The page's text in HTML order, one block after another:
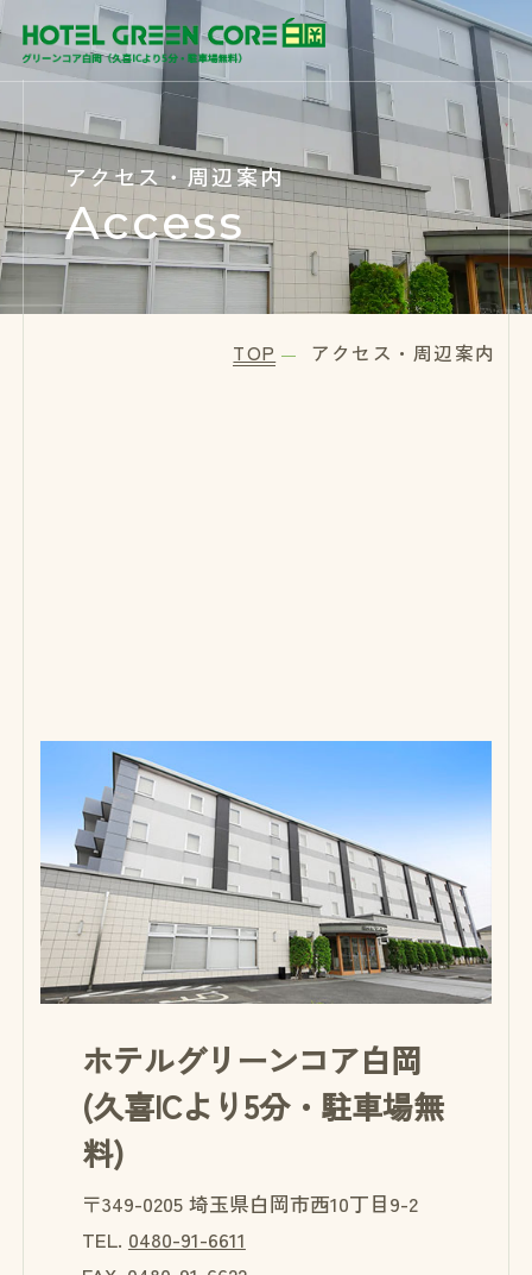
アクセス・周辺案内
Access
TOP アクセス・周辺案内
ホテルグリーンコア白岡
(久喜ICより5分・駐車場無
料)
〒349-0205 埼玉県白岡市西10丁目9-2
TEL. 0480-91-6611